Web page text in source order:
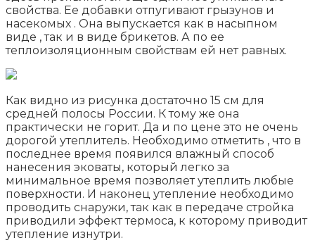
свойства. Ее добавки отпугивают грызунов и
насекомых . Она выпускается как в насыпном
виде , так и в виде брикетов. А по ее
теплоизоляционным свойствам ей нет равных.
Как видно из рисунка достаточно 15 см для
средней полосы России. К тому же она
практически не горит. Да и по цене это не очень
дорогой утеплитель. Необходимо отметить , что в
последнее время появился влажный способ
нанесения эковаты, который легко за
минимальное время позволяет утеплить любые
поверхности. И наконец утепление необходимо
проводить снаружи, так как в передаче стройка
приводили эффект термоса, к которому приводит
утепление изнутри.